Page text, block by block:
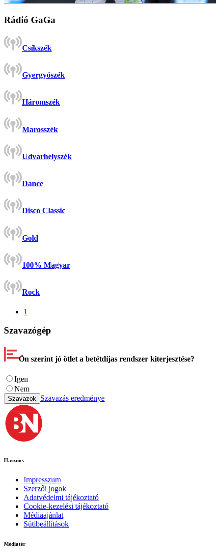
Rádió GaGa
Csíkszék
Gyergyószék
Háromszék
Marosszék
Udvarhelyszék
Dance
Disco Classic
Gold
100% Magyar
Rock
1
Szavazógép
Ön szerint jó ötlet a betétdíjas rendszer kiterjesztése?
Igen
Nem
Szavazok Szavazás eredménye
Hasznos
Impresszum
Szerzői jogok
Adatvédelmi tájékoztató
Cookie-kezelési tájékoztató
Médiaajánlat
Sütibeállítások
Médiatér